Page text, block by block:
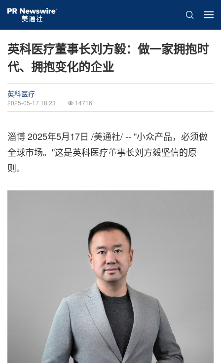
英科医疗董事长刘方毅：做一家拥抱时
代、拥抱变化的企业
英科医疗
2025-05-17 18:23 14716
淄博2025年5月17日 /美通社/ -- "小众产品，必须做
全球市场。"这是英科医疗董事长刘方毅坚信的原
则。